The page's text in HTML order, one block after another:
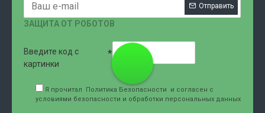
Отправить
ЗАЩИТА ОТ РОБОТОВ
Введите код с
картинки
Я прочитал Политика Безопасности
и согласен с
условиями безопасности и обработки персональных данных
707-76-